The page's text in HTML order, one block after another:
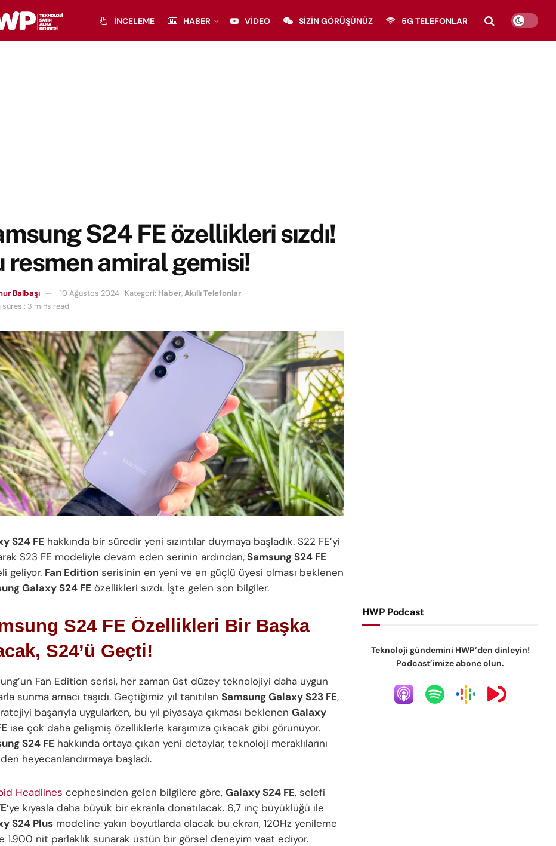
İNCELEME HABER VIDEO SIZIN GÖRÜŞÜNÜZ 5G TELEFONLAR
S24 FE özellikleri sızdı!
resmen amiral gemisi!
Balbaşı 10 Ağustos 2024 Kategori: Haber,Akıllı Telefonlar
süresi: 3 mins read
S24 FE hakkında bir süredir yeni sızıntılar duymaya başladık. S22 FE’yi
S23 FE modeliyle devam eden serinin ardından,Samsung S24 FE
geliyor. Fan Edition serisinin en yeni ve en güçlü üyesi olması beklenen
Galaxy S24 FE özellikleri sızdı. İşte gelen son bilgiler.
S24 FE Özellikleri Bir Başka
S24’ü Geçti!
Fan Edition serisi, her zaman üst düzey teknolojiyi daha uygun
sunma amacı taşıdı. Geçtiğimiz yıl tanıtılan Samsung Galaxy S23 FE,
başarıyla uygularken, bu yıl piyasaya çıkması beklenen Galaxy
ise çok daha gelişmiş özelliklerle karşımıza çıkacak gibi görünüyor.
S24 FE hakkında ortaya çıkan yeni detaylar, teknoloji meraklılarını
heyecanlandırmaya başladı.
Headlines cephesinden gelen bilgilere göre, Galaxy S24 FE, selefi
‘ye kıyasla daha büyük bir ekranla donatılacak. 6,7 inç büyüklüğü ile
S24 Plus modeline yakın boyutlarda olacak bu ekran, 120Hz yenileme
1.900 nit parlaklık sunarak üstün bir görsel deneyim vaat ediyor.
HWP Podcast
Teknoloji gündemini HWP’den dinleyin!
Podcast’imize abone olun.